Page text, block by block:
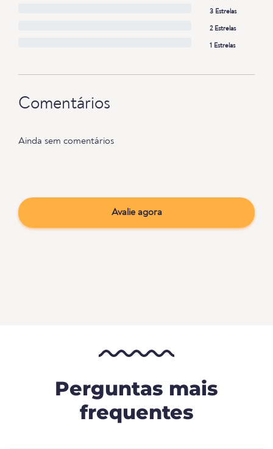
3 Estrelas
2 Estrelas
1 Estrelas
Comentários
Ainda sem comentários
Avalie agora
Perguntas mais
frequentes